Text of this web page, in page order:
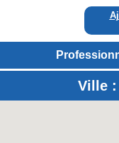
Ville :